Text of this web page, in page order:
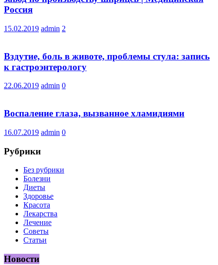
Россия
15.02.2019 admin 2
Вздутие, боль в животе, проблемы стула: запись
к гастроэнтерологу
22.06.2019 admin 0
Воспаление глаза, вызванное хламидиями
16.07.2019 admin 0
Рубрики
Без рубрики
Болезни
Диеты
Здоровье
Красота
Лекарства
Лечение
Советы
Статьи
Новости